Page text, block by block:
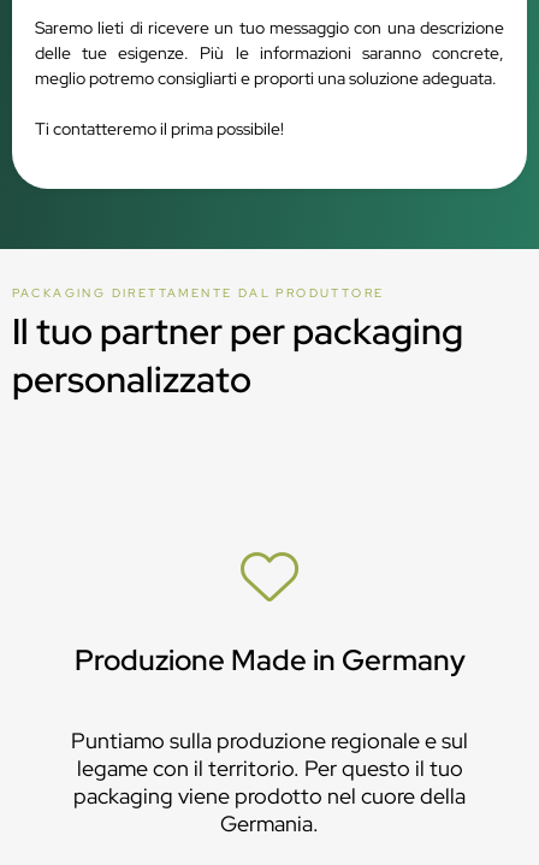
Saremo lieti di ricevere un tuo messaggio con una descrizione
delle tue esigenze. Più le informazioni saranno concrete,
meglio potremo consigliarti e proporti una soluzione adeguata.
Ti contatteremo il prima possibile!
PACKAGING DIRETTAMENTE DAL PRODUTTORE
Il tuo partner per packaging
personalizzato
Produzione Made in Germany
Puntiamo sulla produzione regionale e sul
legame con il territorio. Per questo il tuo
packaging viene prodotto nel cuore della
Germania.